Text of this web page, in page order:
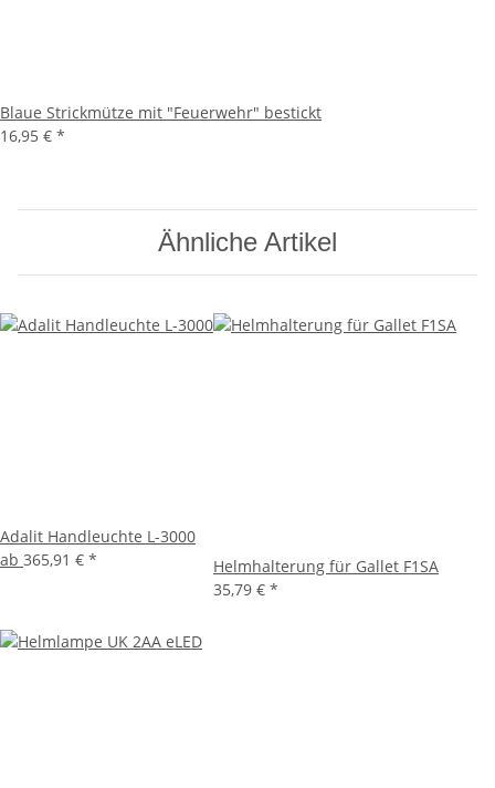
Blaue Strickmütze mit "Feuerwehr" bestickt
16,95 € *
Ähnliche Artikel
Adalit Handleuchte L-3000
ab 365,91 € *
Helmhalterung für Gallet F1SA
35,79 € *